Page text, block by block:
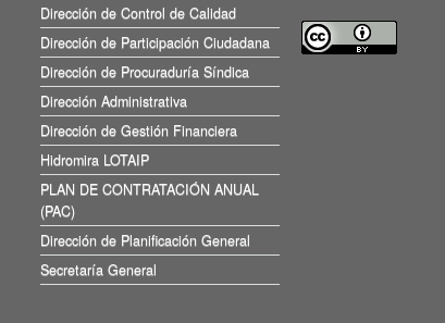
Dirección de Control de Calidad
Dirección de Participación Ciudadana
Dirección de Procuraduría Síndica
Dirección Administrativa
Dirección de Gestión Financiera
Hidromira LOTAIP
PLAN DE CONTRATACIÓN ANUAL
(PAC)
Dirección de Planificación General
Secretaría General